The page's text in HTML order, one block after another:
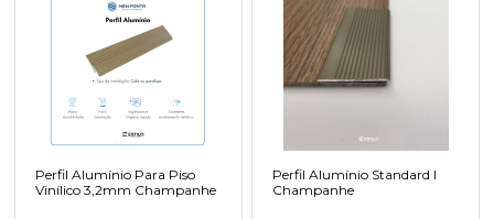
Perfil Alumínio Para Piso
Vinílico 3,2mm Champanhe
Perfil Alumínio Standard I
Champanhe